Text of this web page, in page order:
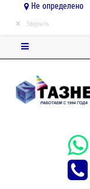
Не определено
× Закрыть